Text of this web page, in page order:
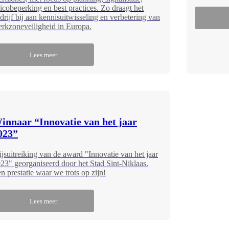
en best practices. Zo draagt het
bij aan kennisuitwisseling en verbetering van
in Europa.
Lees meer
“Innovatie van het jaar
van de award "Innovatie van het jaar
georganiseerd door het Stad Sint-Niklaas.
prestatie waar we trots op zijn!
Lees meer